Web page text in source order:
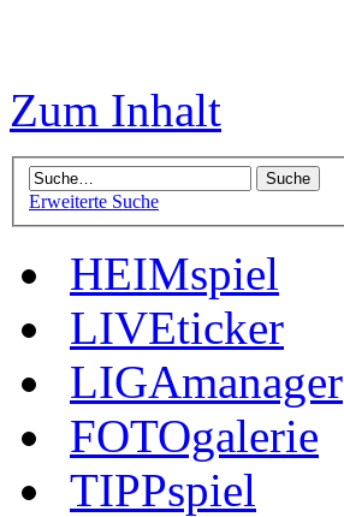
Zum Inhalt
Erweiterte Suche
HEIMspiel
LIVEticker
LIGAmanager
FOTOgalerie
TIPPspiel